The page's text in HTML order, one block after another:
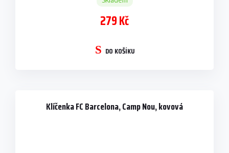
279 Kč
DO KOŠÍKU
Klíčenka FC Barcelona, Camp Nou, kovová